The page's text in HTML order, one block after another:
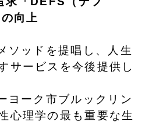
向上
ソッドを提唱し、人生
サービスを今後提供し
ヨーク市ブルックリン
心理学の最も重要な生